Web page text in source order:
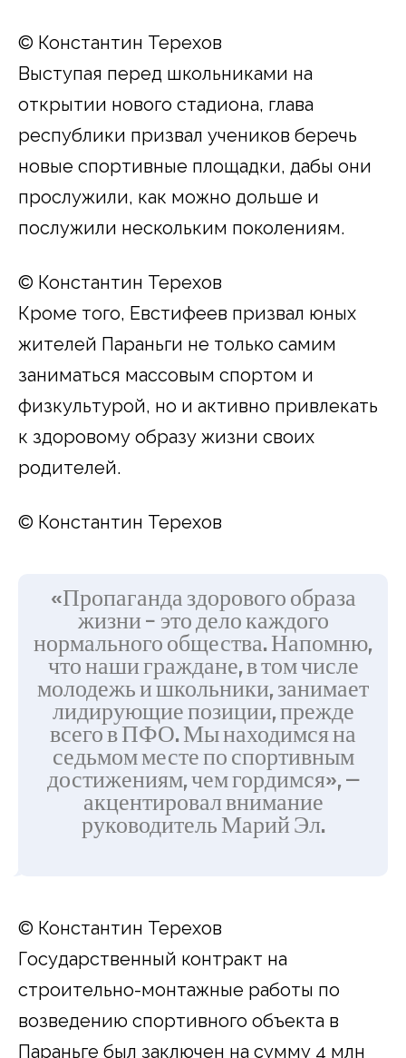
© Константин Терехов
Выступая перед школьниками на
открытии нового стадиона, глава
республики призвал учеников беречь
новые спортивные площадки, дабы они
прослужили, как можно дольше и
послужили нескольким поколениям.
© Константин Терехов
Кроме того, Евстифеев призвал юных
жителей Параньги не только самим
заниматься массовым спортом и
физкультурой, но и активно привлекать
к здоровому образу жизни своих
родителей.
© Константин Терехов
«Пропаганда здорового образа
жизни – это дело каждого
нормального общества. Напомню,
что наши граждане, в том числе
молодежь и школьники, занимает
лидирующие позиции, прежде
всего в ПФО. Мы находимся на
седьмом месте по спортивным
достижениям, чем гордимся», —
акцентировал внимание
руководитель Марий Эл.
© Константин Терехов
Государственный контракт на
строительно-монтажные работы по
возведению спортивного объекта в
Параньге был заключен на сумму 4 млн